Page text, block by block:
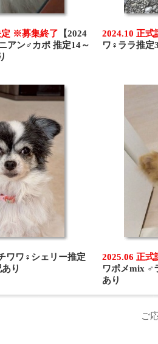
定 ※募集終了 【2024
アン♂カポ 推定14～
2024.10 正式
ワ♀ララ推定
ワワ♀シェリー推定
り
2025.06 正
ワポメmix ♂
あり
ご